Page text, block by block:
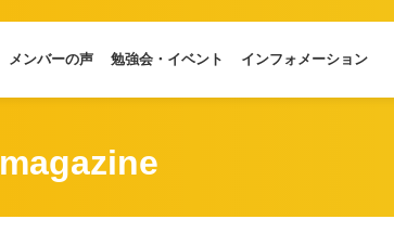
メンバーの声 勉強会・イベント インフォメーション